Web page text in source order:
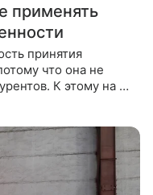
применять
принятия
что она не
К этому на X